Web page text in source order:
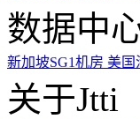
数据中
新加坡SG1机房 美国
关于Jtti